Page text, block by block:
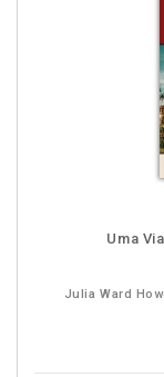
Uma
Julia Ward